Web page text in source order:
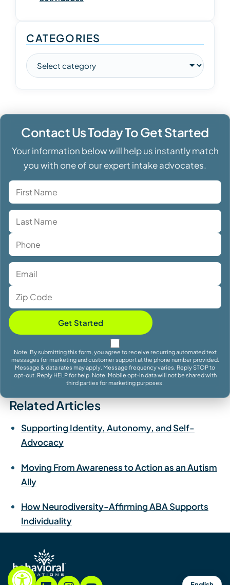
CATEGORIES
Contact Us Today To Get Started
Your information below will help us instantly match
you with one of our expert intake advocates.
Get Started
Note: By submitting this form, you agree to receive recurring automated text
messages for marketing and customer support at the phone number provided.
Message & data rates may apply. Message frequency varies. Reply STOP to
opt-out. Reply HELP for help. Note: Mobile opt-in data will not be shared with
third parties for marketing purposes.
Related Articles
Supporting Identity, Autonomy, and Self-
Advocacy
Moving From Awareness to Action as an Autism
Ally
How Neurodiversity-Affirming ABA Supports
Individuality